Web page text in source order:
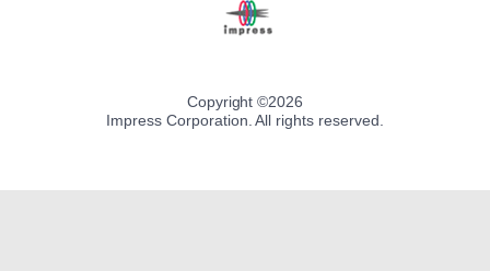
Copyright ©2026
Impress Corporation. All rights reserved.